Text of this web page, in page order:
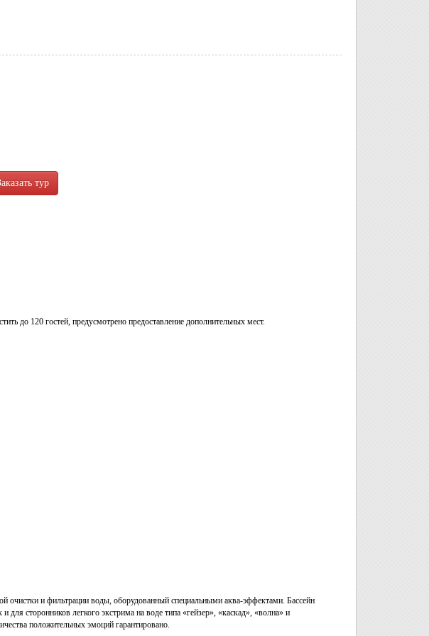
до 120 гостей, предусмотрено предоставление дополнительных мест.
очистки и фильтрации воды, оборудованный специальными аква-эффектами. Бассейн
сторонников легкого экстрима на воде типа «гейзер», «каскад», «волна» и
положительных эмоций гарантировано.